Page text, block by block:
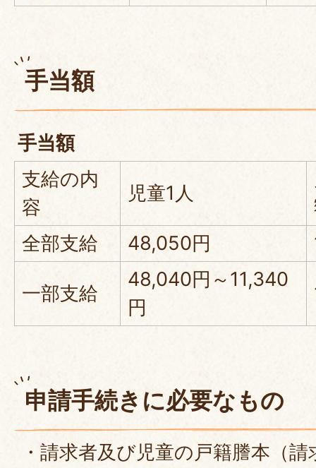
手当額
手当額
支給の内
容
児童1人
全部支給
48,050円
一部支給
48,040円～11,340
円
申請手続きに必要なもの
・請求者及び児童の戸籍謄本（